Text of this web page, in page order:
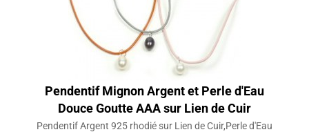
Pendentif Mignon Argent et Perle d'Eau
Douce Goutte AAA sur Lien de Cuir
Pendentif Argent 925 rhodié sur Lien de Cuir,Perle d'Eau